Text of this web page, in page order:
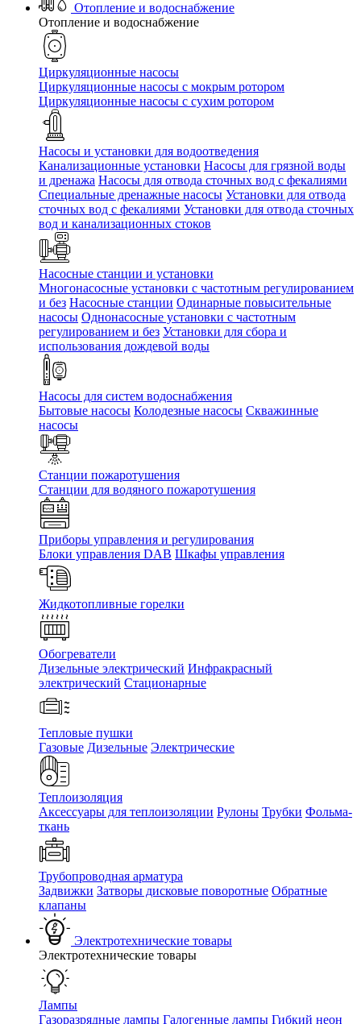
Отопление и водоснабжение
Отопление и водоснабжение
Циркуляционные насосы
Циркуляционные насосы с мокрым ротором
Циркуляционные насосы с сухим ротором
Насосы и установки для водоотведения
Канализационные установки Насосы для грязной воды
и дренажа Насосы для отвода сточных вод c фекалиями
Специальные дренажные насосы Установки для отвода
сточных вод c фекалиями Установки для отвода сточных
вод и канализационных стоков
Насосные станции и установки
Многонасосные установки с частотным регулированием
и без Насосные станции Одинарные повысительные
насосы Однонасосные установки с частотным
регулированием и без Установки для сбора и
использования дождевой воды
Насосы для систем водоснабжения
Бытовые насосы Колодезные насосы Скважинные
насосы
Станции пожаротушения
Станции для водяного пожаротушения
Приборы управления и регулирования
Блоки управления DAB Шкафы управления
Жидкотопливные горелки
Обогреватели
Дизельные электрический Инфракрасный
электрический Стационарные
Тепловые пушки
Газовые Дизельные Электрические
Теплоизоляция
Аксессуары для теплоизоляции Рулоны Трубки Фольма-
ткань
Трубопроводная арматура
Задвижки Затворы дисковые поворотные Обратные
клапаны
Электротехнические товары
Электротехнические товары
Лампы
Газоразрядные лампы Галогенные лампы Гибкий неон